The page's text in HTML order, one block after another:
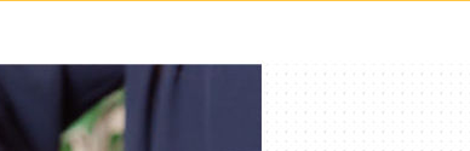
職人・スタッフ
紹介